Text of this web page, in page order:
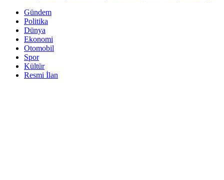
Gündem
Politika
Dünya
Ekonomi
Otomobil
Spor
Kültür
Resmi İlan